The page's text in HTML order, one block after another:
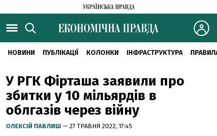
НОВИНИ ПУБЛІКАЦІЇ КОЛОНКИ ІНФРАСТРУКТУРА
У РГК Фірташа заявили про
збитки у 10 мільярдів в
облгазів через війну
ОЛЕКСІЙ ПАВЛИШ — 27 ТРАВНЯ 2022, 17:45